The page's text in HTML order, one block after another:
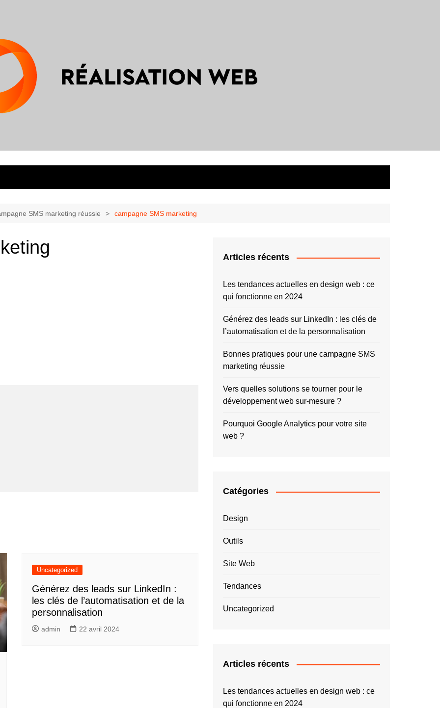
SMS marketing réussie campagne SMS marketing
Uncategorized
Générez des leads sur LinkedIn :
les clés de l’automatisation et de la
personnalisation
admin 22 avril 2024
Articles récents
Les tendances actuelles en design web : ce
qui fonctionne en 2024
Générez des leads sur LinkedIn : les clés de
l’automatisation et de la personnalisation
Bonnes pratiques pour une campagne SMS
marketing réussie
Vers quelles solutions se tourner pour le
développement web sur-mesure ?
Pourquoi Google Analytics pour votre site
web ?
Catégories
Design
Outils
Site Web
Tendances
Uncategorized
Articles récents
Les tendances actuelles en design web : ce
qui fonctionne en 2024